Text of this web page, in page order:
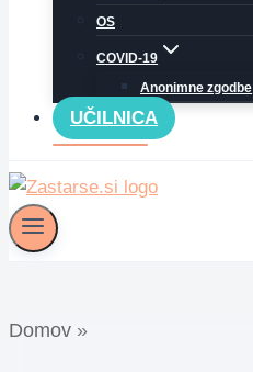
OS
COVID-19
Anonimne zgodbe
UČILNICA
Domov »